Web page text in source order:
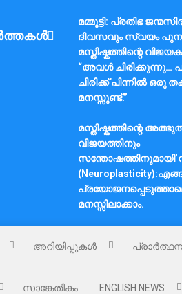
മമ്മൂട്ടി: പ്രതിഭ
ദിവസവും സ്വയം
മസ്തിഷ്കത്തിന്റെ
“അവൾ ചിരിക്കുന്നു…
ചിരിക്ക് പിന്നിൽ ഒരു
മനസ്സുണ്ട്.”
മസ്തിഷ്കത്തിന്റെ
വിജയത്തിനും
മനസ്സിലാക്കാം.
അറിയിപ്പുകൾ പ്രാർത്ഥന
സാങ്കേതികം ENGLISH NEWS